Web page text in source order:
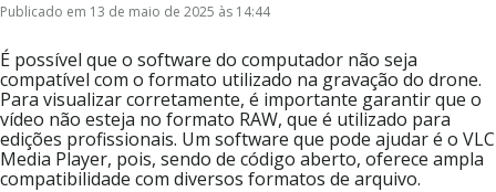
Publicado em 13 de maio de 2025 às 14:44
É possível que o software do computador não seja
compatível com o formato utilizado na gravação do drone.
Para visualizar corretamente, é importante garantir que o
vídeo não esteja no formato RAW, que é utilizado para
edições profissionais. Um software que pode ajudar é o VLC
Media Player, pois, sendo de código aberto, oferece ampla
compatibilidade com diversos formatos de arquivo.